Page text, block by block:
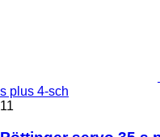
s plus 4-sch
11